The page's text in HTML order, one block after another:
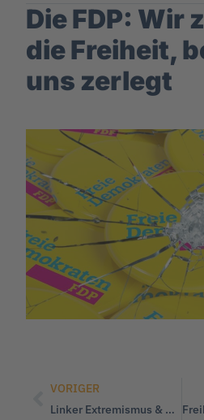
Die FDP: Wir
die Freiheit,
uns zerlegt
VORIGER
Linker Extremismus & kritische Infrastruktur